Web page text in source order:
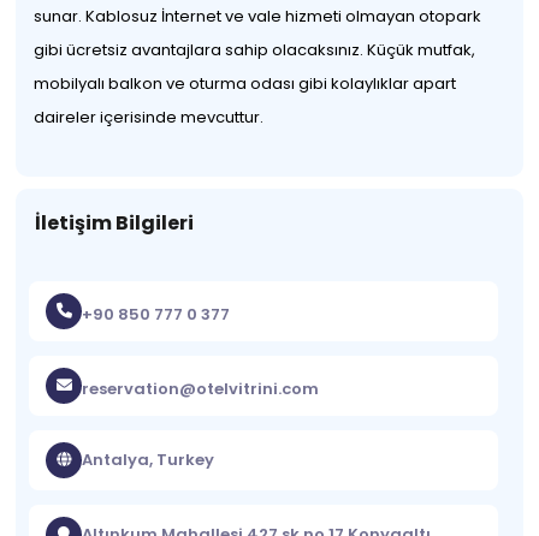
sunar. Kablosuz İnternet ve vale hizmeti olmayan otopark
gibi ücretsiz avantajlara sahip olacaksınız. Küçük mutfak,
mobilyalı balkon ve oturma odası gibi kolaylıklar apart
daireler içerisinde mevcuttur.
İletişim Bilgileri
+90 850 777 0 377
reservation@otelvitrini.com
Antalya, Turkey